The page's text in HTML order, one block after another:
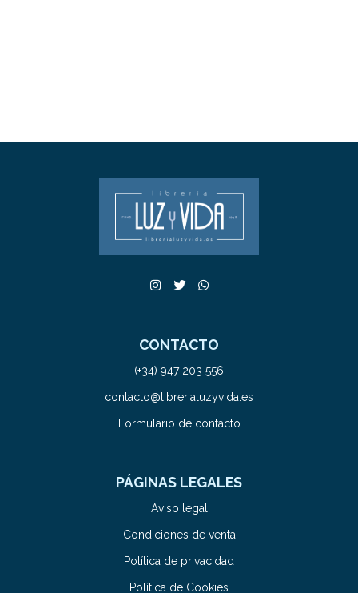
CONTACTO
(+34) 947 203 556
contacto@librerialuzyvida.es
Formulario de contacto
PÁGINAS LEGALES
Aviso legal
Condiciones de venta
Política de privacidad
Política de Cookies